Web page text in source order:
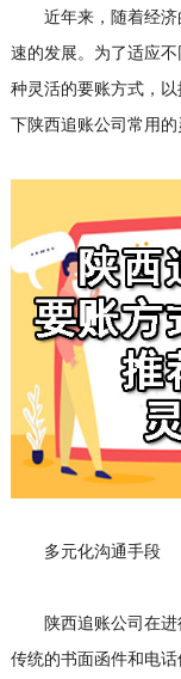
近年来，随着经济
速的发展。为了适应
种灵活的要账方式，
下陕西追账公司常用的
多元化沟通手段
陕西追账公司在进
传统的书面函件和电